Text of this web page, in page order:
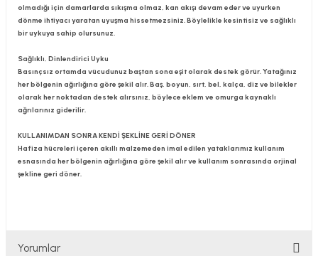
olmadığı için damarlarda sıkışma olmaz, kan akışı devam eder ve uyurken
dönme ihtiyacı yaratan uyuşma hissetmezsiniz. Böylelikle kesintisiz ve sağlıklı
bir uykuya sahip olursunuz.
Sağlıklı, Dinlendirici Uyku
Basınçsız ortamda vücudunuz baştan sona eşit olarak destek görür. Yatağınız
her bölgenin ağırlığına göre şekil alır. Baş, boyun, sırt, bel, kalça, diz ve bilekler
olarak her noktadan destek alırsınız, böylece eklem ve omurga kaynaklı
ağrılarınız giderilir.
KULLANIMDAN SONRA KENDİ ŞEKLİNE GERİ DÖNER
Hafiza hücreleri içeren akıllı malzemeden imal edilen yataklarımız kullanım
esnasında her bölgenin ağırlığına göre şekil alır ve kullanım sonrasında orjinal
şekline geri döner.
Yorumlar